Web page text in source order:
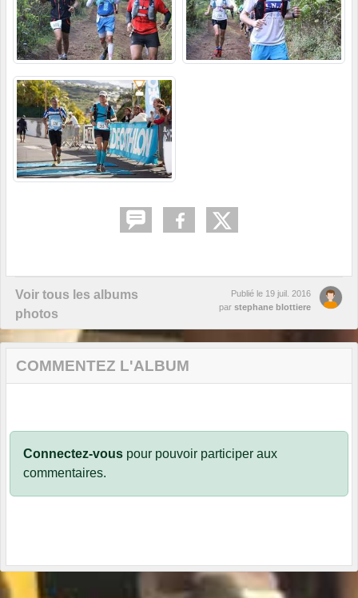
Voir tous les albums
photos
Publié le 19 juil. 2016
par stephane blottiere
COMMENTEZ L'ALBUM
Connectez-vous pour pouvoir participer aux
commentaires.